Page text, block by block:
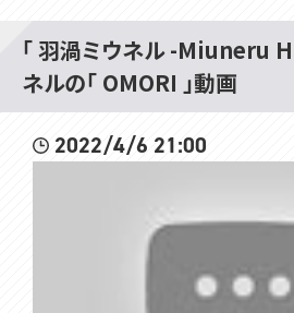
BGMはこちらのチャンネルからお借りしてお
https://www.youtube.com/c/SafuWorks
動く配信画面はこちらからお借りしておりま
https://tearie.booth.pm/
✿･･･････････････････････････････✿
「 羽渦ミウネル -Miuneru
ネルの「 OMORI 」動画
2022/4/6 21:00